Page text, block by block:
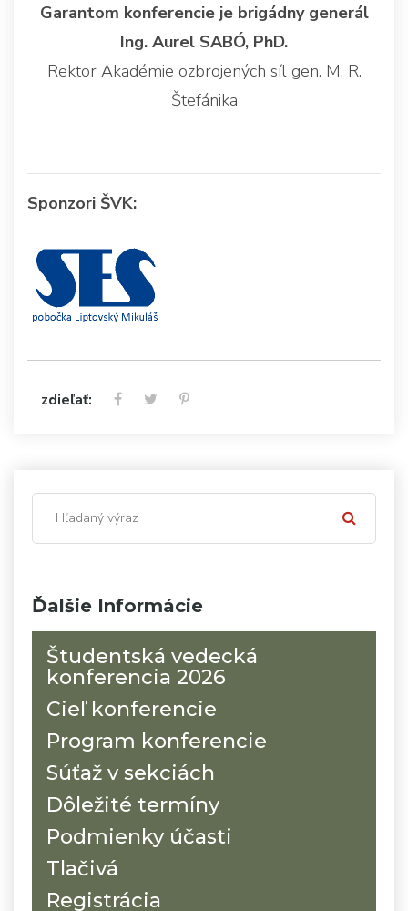
Ďalšie Informácie
Študentská vedecká
konferencia 2026
Cieľ konferencie
Program konferencie
Súťaž v sekciách
Dôležité termíny
Podmienky účasti
Tlačivá
Registrácia
Garantom konferencie je brigádny generál
Ing. Aurel SABÓ, PhD.
Rektor Akadémie ozbrojených síl gen. M. R.
Štefánika
Sponzori ŠVK:
zdieľať: